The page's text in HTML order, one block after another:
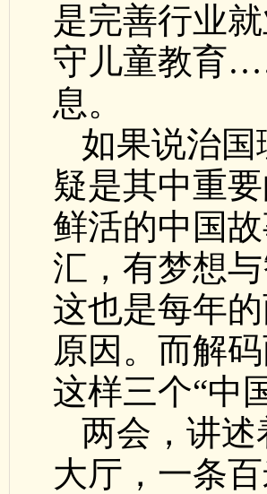
是完善行业
守儿童教育
息。
如果说治
疑是其中重
鲜活的中国
汇，有梦想
这也是每年
原因。而解
这样三个“中
两会，讲
大厅，一条